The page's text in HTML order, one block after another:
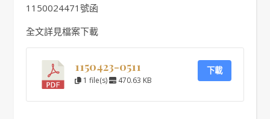
1150024471號函
全文詳見檔案下載
1150423-0511
1 file(s) 470.63 KB
下載